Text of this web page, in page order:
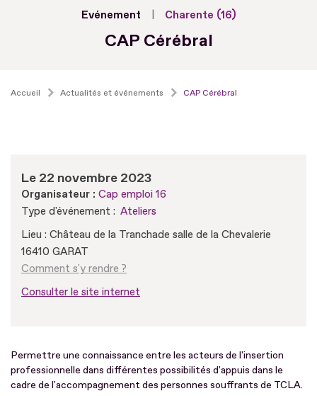
Evénement Charente (16)
CAP Cérébral
Accueil Actualités et événements CAP Cérébral
Le 22 novembre 2023
Organisateur : Cap emploi 16
Type d'événement : Ateliers
Lieu : Château de la Tranchade salle de la Chevalerie
16410 GARAT
Comment s'y rendre ?
Consulter le site internet
Permettre une connaissance entre les acteurs de l'insertion
professionnelle dans différentes possibilités d'appuis dans le
cadre de l'accompagnement des personnes souffrants de TCLA.